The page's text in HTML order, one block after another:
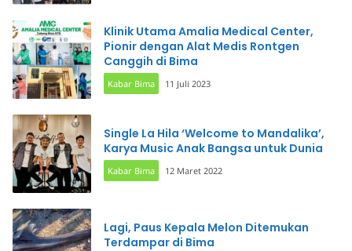
Klinik Utama Amalia Medical Center,
Pionir dengan Alat Medis Rontgen
Canggih di Bima
Kabar Bima 11 Juli 2023
Single La Hila ‘Welcome to Mandalika’,
Karya Music Anak Bangsa untuk Dunia
Kabar Bima 12 Maret 2022
Lagi, Paus Kepala Melon Ditemukan
Terdampar di Bima